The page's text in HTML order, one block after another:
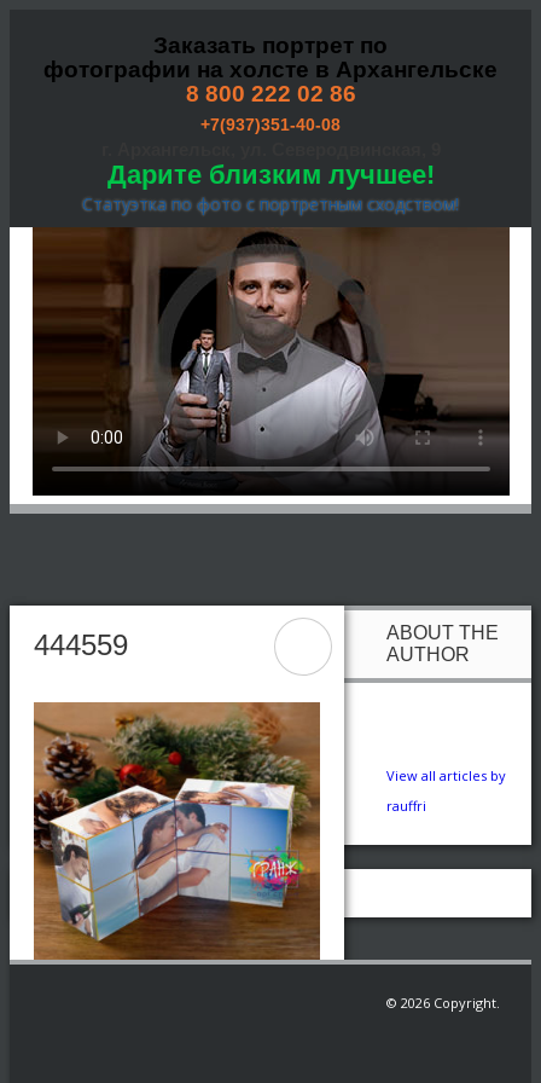
Заказать портрет по
фотографии на холсте в Архангельске
8 800 222 02 86
+7(937)351-40-08
Дарите близким лучшее!
Статуэтка по фото с портретным сходством!
444559
ABOUT THE
AUTHOR
View all articles by
rauffri
© 2026 Copyright.